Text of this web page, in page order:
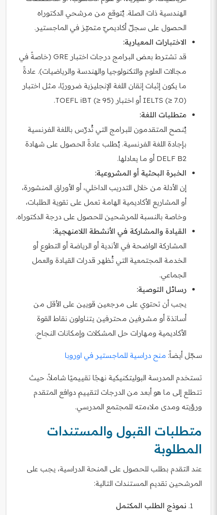
الهندسية ذات الصلة. يُتوقع من مرشحي الدكتوراه
الحصول على سجلّ أكاديميّ متميّز في الماجستير.
الاختبارات المعيارية:
قد تشترط بعض البرامج درجات اختبار GRE (خاصةً في
مجالات العلوم والتكنولوجيا والهندسة والرياضيات). عادةً
ما يكون إثبات إتقان اللغة الإنجليزية ضروريًا، مثل اختبار
IELTS (≥ 7.0) أو اختبار TOEFL iBT (≥ 95).
متطلبات اللغة:
يُنصح المتقدمون للبرامج التي تُدرّس باللغة الفرنسية
بإجادة اللغة الفرنسية. يُطلب عادةً الحصول على شهادة
DELF B2 أو ما يعادلها.
الخبرة البحثية أو المشروعية:
إن الأدلة من خلال التدريب الداخلي، أو الأوراق المنشورة،
أو المشاريع الأكاديمية الهامة تعمل على تقوية الطلبات،
وخاصة بالنسبة للمرشحين للحصول على درجة الدكتوراه.
القيادة والمشاركة في الأنشطة اللامنهجية:
المشاركة الواضحة في الأندية أو الرياضة أو التطوع أو
الخدمة المجتمعية التي تُظهر قدرات القيادة والعمل
الجماعي.
رسائل التوصية:
يجب أن تحتوي على مرجعين قويين على الأقل من
أساتذة أو مشرفين محترفين يتناولون نقاط القوة
الأكاديمية ومهارات حل المشكلات وإمكانات النجاح.
سجّل أيضاً: منح دراسية للماجستير في اوروبا
تستخدم المدرسة البوليتكنيكية نهجًا تقييميًا شاملاً، حيث
تتطلع إلى ما هو أبعد من الدرجات لتقييم دوافع المتقدم
ورؤيته ومدى ملاءمته للمجتمع المدرسي.
متطلبات القبول والمستندات
المطلوبة
عند التقدم بطلب للحصول على المنحة الدراسية، يجب على
المرشحين تقديم المستندات التالية:
نموذج الطلب المكتمل